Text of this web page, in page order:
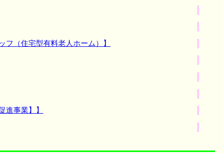
（住宅型有料老人ホーム）】
事業】】